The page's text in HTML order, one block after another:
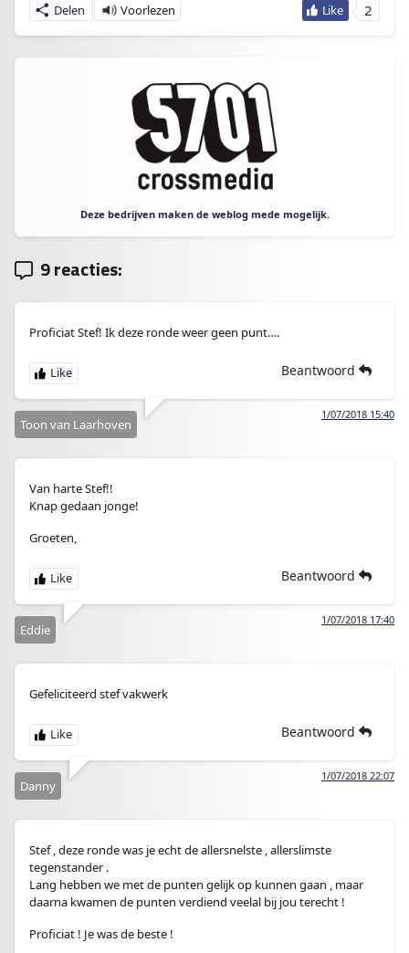
2
Delen
Deze bedrijven maken de weblog mede mogelijk.
9 reacties:
Proficiat Stef! Ik deze ronde weer geen punt….
Beantwoord
1/07/2018 15:40
Toon van Laarhoven
Van harte Stef!!
Knap gedaan jonge!
Groeten,
Beantwoord
1/07/2018 17:40
Eddie
Gefeliciteerd stef vakwerk
Beantwoord
1/07/2018 22:07
Danny
Stef , deze ronde was je echt de allersnelste , allerslimste
tegenstander .
Lang hebben we met de punten gelijk op kunnen gaan , maar
daarna kwamen de punten verdiend veelal bij jou terecht !
Proficiat ! Je was de beste !